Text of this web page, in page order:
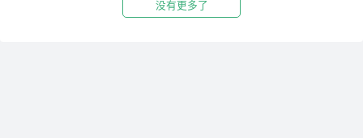
没有更多了